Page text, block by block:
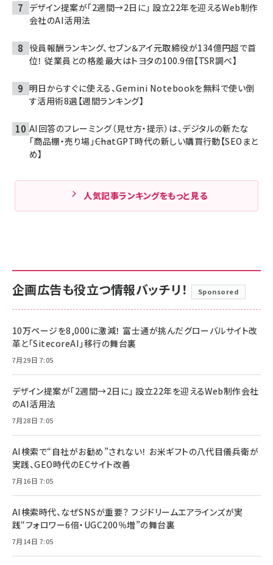
デザイン提案が「2週間→2日に」 設立22年を迎えるWeb制作
会社のAI活用法
役員報酬ランキング、セブン＆アイ元取締役が134億円超で首
位！ 従業員との格差最大はトヨタの100.9倍【TSR調べ】
明日からすぐに使える、Gemini Notebookを無料で使い倒
す活用術8選【週間ランキング】
AI回答のフレーミング（見せ方・提示）は、デジタルの新たな
「商品棚・売り場」――ChatGPT時代の新しい購買行動【SEOまと
め】
人気記事ランキングをもっと見る
企画広告も役立つ情報バッチリ！ Sponsored
10万ページを8,000に激減！ 富士通が挑んだグローバルサイト改
革と「SitecoreAI」移行の舞台裏
7月29日 7:05
デザイン提案が「2週間→2日に」 設立22年を迎えるWeb制作会社
のAI活用法
7月28日 7:05
AI検索で“自社がお勧め”されない！ お米ギフトの八代目儀兵衛が
実践、GEO時代のECサイト改善
7月16日 7:05
AI検索時代、なぜSNSが重要？ フジドリームエアラインズが実
践“フォロワー6倍・UGC200％増”の舞台裏
7月14日 7:05